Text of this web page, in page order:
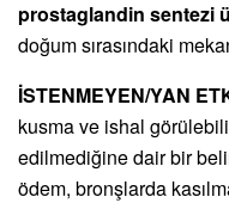
prostaglandin sentezi
doğum sırasındaki
İSTENMEYEN/YAN
kusma ve ishal
edilmediğine dair bir
ödem, bronşlarda